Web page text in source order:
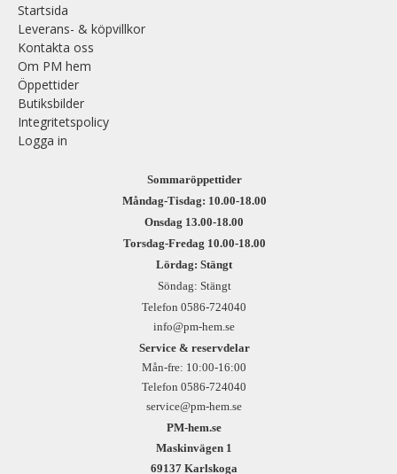
Startsida
Leverans- & köpvillkor
Kontakta oss
Om PM hem
Öppettider
Butiksbilder
Integritetspolicy
Logga in
Sommaröppettider
Måndag-Tisdag: 10.00-18.00
Onsdag 13.00-18.00
Torsdag-Fredag 10.00-18.00
Lördag: Stängt
Söndag: Stängt
Telefon 0586-724040
info@pm-hem.se
Service & reservdelar
Mån-fre: 10:00-16:00
Telefon 0586-724040
service@pm-hem.se
PM-hem.se
Maskinvägen 1
69137 Karlskoga